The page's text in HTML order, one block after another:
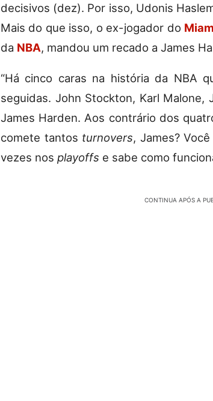
decisivos (dez). Por isso, Udonis
Mais do que isso, o ex-jogador do
da NBA, mandou um recado a James
“Há cinco caras na história da NBA
seguidas. John Stockton, Karl Malone,
James Harden. Aos contrário dos
comete tantos turnovers, James?
vezes nos playoffs e sabe como
CONTINUA APÓS A